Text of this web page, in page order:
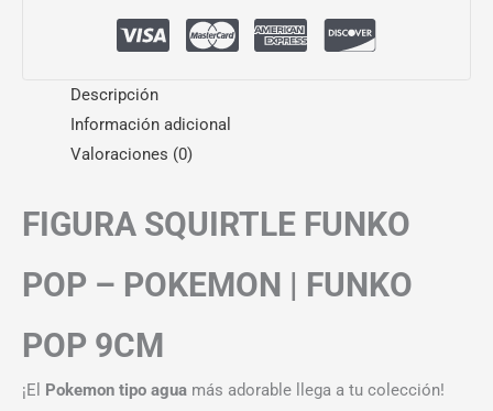
Descripción
Información adicional
Valoraciones (0)
FIGURA SQUIRTLE FUNKO
POP – POKEMON | FUNKO
POP 9CM
¡El Pokemon tipo agua más adorable llega a tu colección!